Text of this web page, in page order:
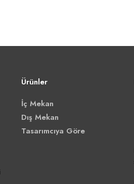
Ürünler
İç Mekan
Dış Mekan
Tasarımcıya Göre